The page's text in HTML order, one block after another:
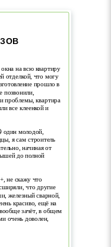
на всю квартиру
отделкой, что могу
прошло в
позвонили,
проблемы, квартира
все клеенкой и
один молодой,
я сам строитель
начиная от
до полной
не скажу что
что другие
железный сварной,
красиво, ещё на
зачёт, в общем
очень доволен,